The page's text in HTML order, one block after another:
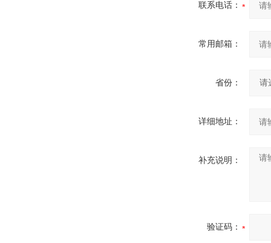
联系电话：
常用邮箱：
省份：
详细地址：
补充说明：
验证码：